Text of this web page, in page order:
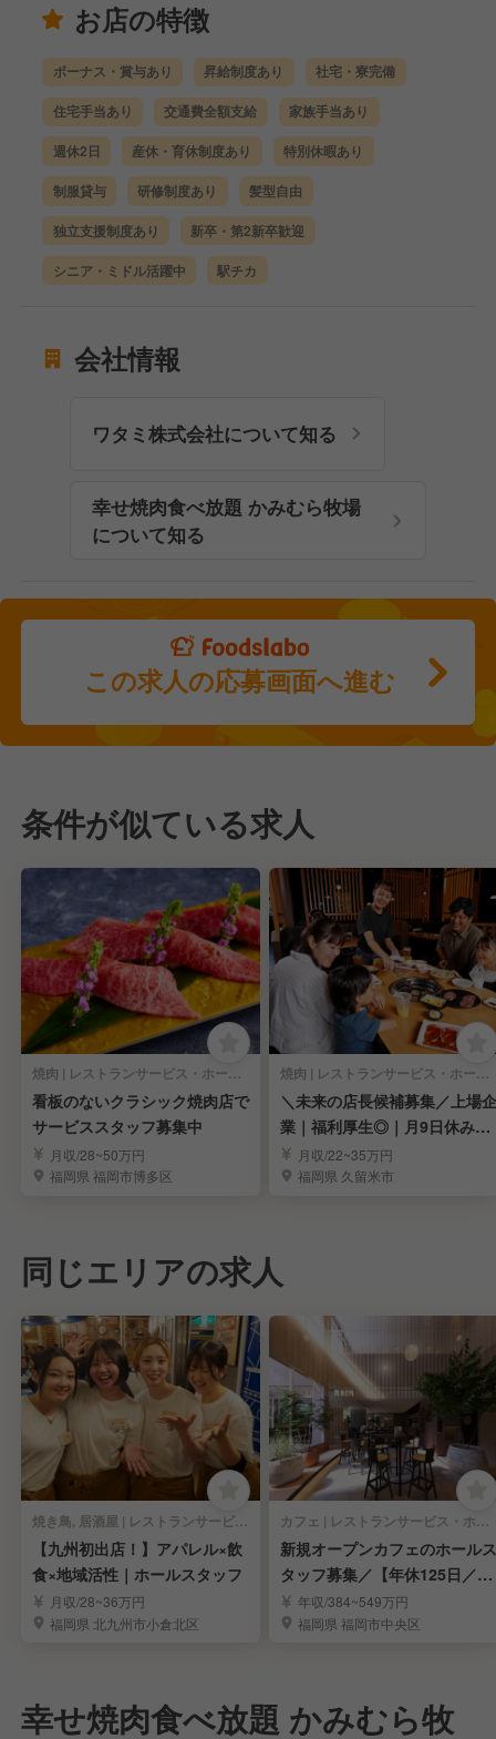
お店の特徴
ボーナス・賞与あり 昇給制度あり 社宅・寮完備
住宅手当あり 交通費全額支給 家族手当あり
週休2日 産休・育休制度あり 特別休暇あり
制服貸与 研修制度あり 髪型自由
独立支援制度あり 新卒・第2新卒歓迎
シニア・ミドル活躍中 駅チカ
会社情報
ワタミ株式会社について知る
幸せ焼肉食べ放題 かみむら牧場
について知る
この求人の応募画面へ進む
条件が似ている求人
焼肉 | レストランサービス・ホールスタッフ
看板のないクラシック焼肉店で
サービススタッフ募集中
月収/28~50万円
福岡県 福岡市博多区
焼肉 | レストランサービス・ホールスタッフ
＼未来の店長候補募集／上場企
業｜福利厚生◎｜月9日休み｜
７連休制度あります
月収/22~35万円
福岡県 久留米市
同じエリアの求人
焼き鳥, 居酒屋 | レストランサービス・ホールスタッフ
【九州初出店！】アパレル×飲
食×地域活性｜ホールスタッフ
月収/28~36万円
福岡県 北九州市小倉北区
カフェ | レストランサービス・ホールスタッフ
新規オープンカフェのホールス
タッフ募集／【年休125日／完
全週休2日制】
年収/384~549万円
福岡県 福岡市中央区
幸せ焼肉食べ放題 かみむら牧